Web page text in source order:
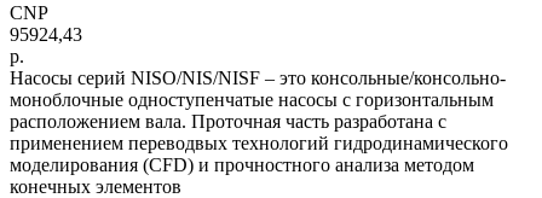
CNP
95924,43
р.
Насосы серий NISO/NIS/NISF – это консольные/консольно-
моноблочные одноступенчатые насосы с горизонтальным
расположением вала. Проточная часть разработана с
применением переводвых технологий гидродинамического
моделирования (CFD) и прочностного анализа методом
конечных элементов